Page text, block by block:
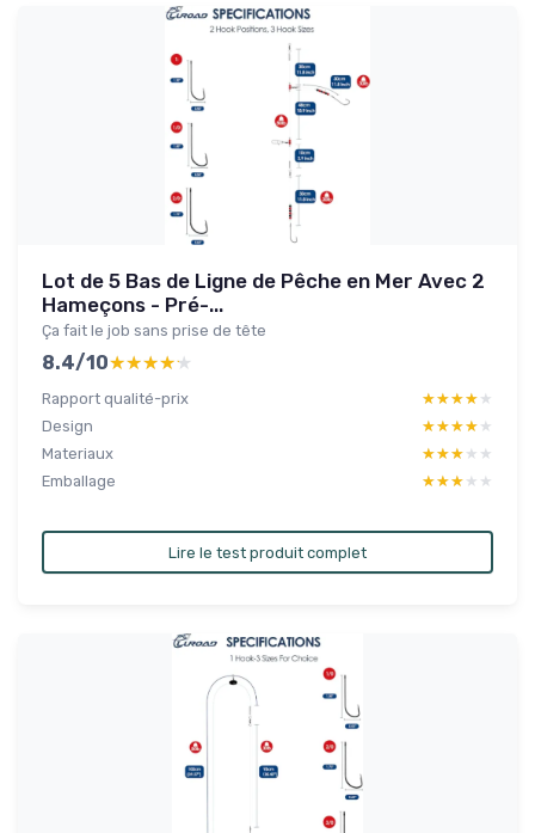
Lot de 5 Bas de Ligne de Pêche en Mer Avec 2
Hameçons - Pré-...
Ça fait le job sans prise de tête
8.4/10★★★★★
★★★★★
Rapport qualité-prix ★★★★★
★★★★★
Design
★★★★★
★★★★★
Materiaux
★★★★★
★★★★★
Emballage
★★★★★
★★★★★
Lire le test produit complet